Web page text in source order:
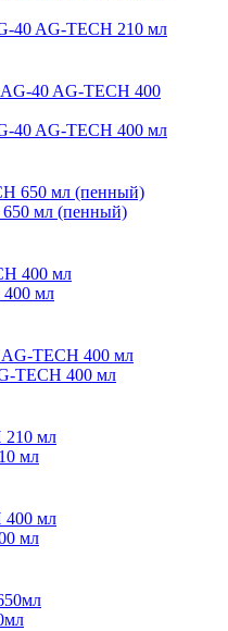
40 AG-TECH 210 мл
40 AG-TECH 400 мл
650 мл (пенный)
400 мл
TECH 400 мл
мл
мл